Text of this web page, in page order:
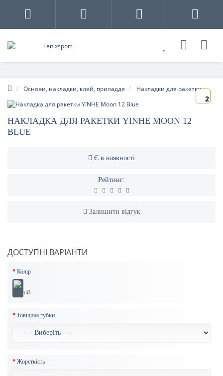
Основи, накладки, клей, приладдя Накладки для ракетки
2
НАКЛАДКА ДЛЯ РАКЕТКИ YINHE MOON 12
BLUE
Є в наявності
Рейтинг:
Залишити відгук
ДОСТУПНІ ВАРІАНТИ
Колір
Товщина губки
Жорсткість